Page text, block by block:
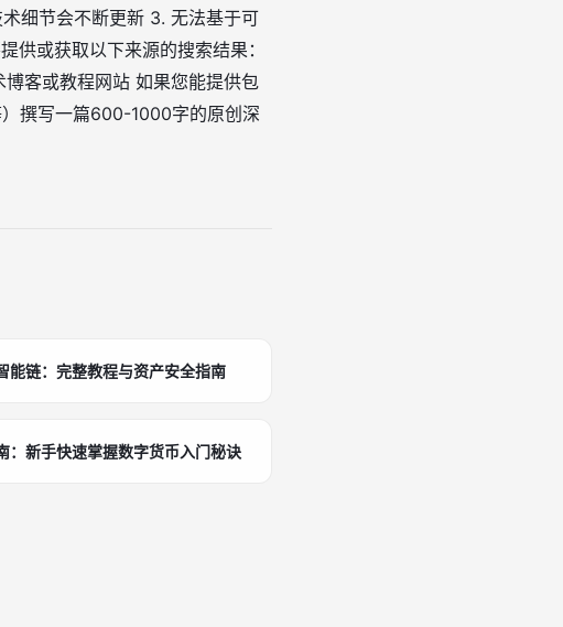
细节会不断更新 3. 无法基于可
或获取以下来源的搜索结果：
客或教程网站 如果您能提供包
撰写一篇600-1000字的原创深
能链：完整教程与资产安全指南
：新手快速掌握数字货币入门秘诀